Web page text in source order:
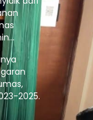
2025.